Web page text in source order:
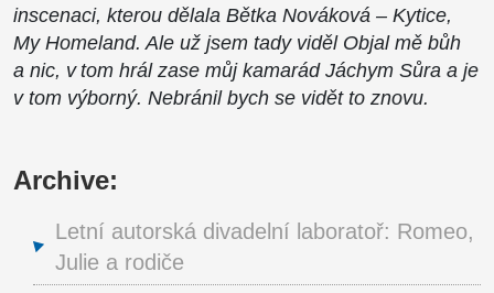
inscenaci, kterou dělala Bětka Nováková – Kytice,
My Homeland. Ale už jsem tady viděl Objal mě bůh
a nic, v tom hrál zase můj kamarád Jáchym Sůra a je
v tom výborný. Nebránil bych se vidět to znovu.
Archive:
Letní autorská divadelní laboratoř: Romeo,
Julie a rodiče